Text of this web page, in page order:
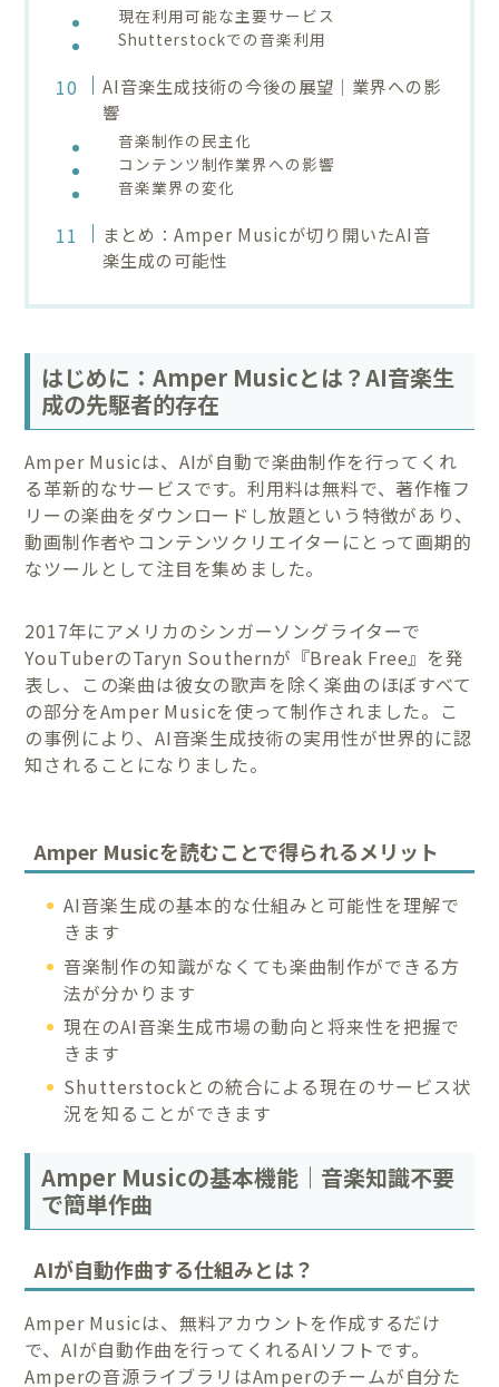
現在利用可能な主要サービス
Shutterstockでの音楽利用
AI音楽生成技術の今後の展望｜業界への影
響
音楽制作の民主化
コンテンツ制作業界への影響
音楽業界の変化
まとめ：Amper Musicが切り開いたAI音
楽生成の可能性
はじめに：Amper Musicとは？AI音楽生
成の先駆者的存在
Amper Musicは、AIが自動で楽曲制作を行ってくれ
る革新的なサービスです。利用料は無料で、著作権フ
リーの楽曲をダウンロードし放題という特徴があり、
動画制作者やコンテンツクリエイターにとって画期的
なツールとして注目を集めました。
2017年にアメリカのシンガーソングライターで
YouTuberのTaryn Southernが『Break Free』を発
表し、この楽曲は彼女の歌声を除く楽曲のほぼすべて
の部分をAmper Musicを使って制作されました。こ
の事例により、AI音楽生成技術の実用性が世界的に認
知されることになりました。
Amper Musicを読むことで得られるメリット
AI音楽生成の基本的な仕組みと可能性を理解で
きます
音楽制作の知識がなくても楽曲制作ができる方
法が分かります
現在のAI音楽生成市場の動向と将来性を把握で
きます
Shutterstockとの統合による現在のサービス状
況を知ることができます
Amper Musicの基本機能｜音楽知識不要
で簡単作曲
AIが自動作曲する仕組みとは？
Amper Musicは、無料アカウントを作成するだけ
で、AIが自動作曲を行ってくれるAIソフトです。
Amperの音源ライブラリはAmperのチームが自分た